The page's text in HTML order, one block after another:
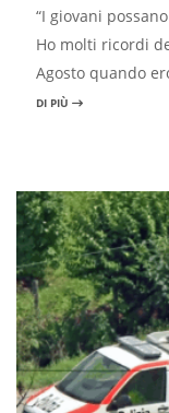
“I giovani
Ho molti ricordi
Agosto quando
DI PIÙ